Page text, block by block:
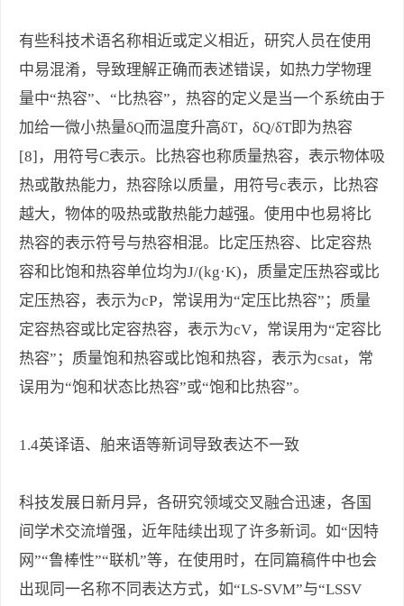
有些科技术语名称相近或定义相近，研究人员在使用
中易混淆，导致理解正确而表述错误，如热力学物理
量中“热容”、“比热容”，热容的定义是当一个系统由于
加给一微小热量δQ而温度升高δT，δQ/δT即为热容
[8]，用符号C表示。比热容也称质量热容，表示物体吸
热或散热能力，热容除以质量，用符号c表示，比热容
越大，物体的吸热或散热能力越强。使用中也易将比
热容的表示符号与热容相混。比定压热容、比定容热
容和比饱和热容单位均为J/(kg·K)，质量定压热容或比
定压热容，表示为cP，常误用为“定压比热容”；质量
定容热容或比定容热容，表示为cV，常误用为“定容比
热容”；质量饱和热容或比饱和热容，表示为csat，常
误用为“饱和状态比热容”或“饱和比热容”。
1.4英译语、舶来语等新词导致表达不一致
科技发展日新月异，各研究领域交叉融合迅速，各国
间学术交流增强，近年陆续出现了许多新词。如“因特
网”“鲁棒性”“联机”等，在使用时，在同篇稿件中也会
出现同一名称不同表达方式，如“LS-SVM”与“LSSV